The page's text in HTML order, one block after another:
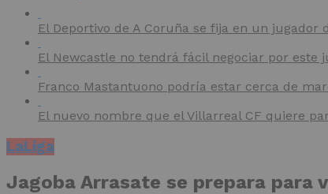
El Deportivo de A Coruña se fija en un jugador
El Newcastle no tendrá fácil negociar por este
Franco Mastantuono podría estar cerca de
El nuevo nombre que el Villarreal CF quiere
LaLiga
Jagoba Arrasate se prepara para